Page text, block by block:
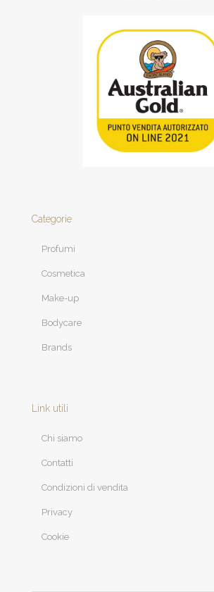
Categorie
Profumi
Cosmetica
Make-up
Bodycare
Brands
Link utili
Chi siamo
Contatti
Condizioni di vendita
Privacy
Cookie